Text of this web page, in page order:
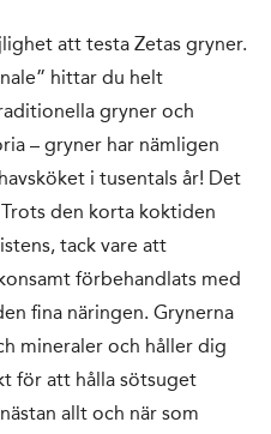
att testa Zetas gryner.
hittar du helt
gryner och
– gryner har nämligen
i tusentals år! Det
den korta koktiden
tack vare att
förbehandlats med
fina näringen. Grynerna
mineraler och håller dig
för att hålla sötsuget
allt och när som